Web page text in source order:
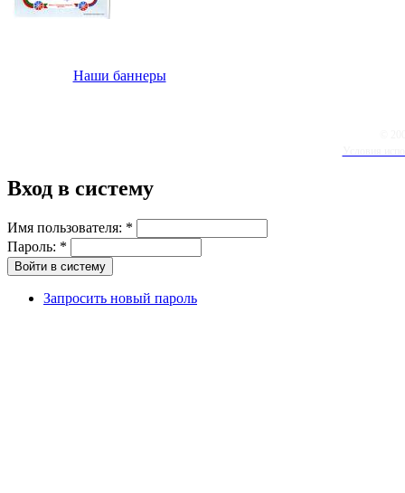
Наши баннеры
Вход в систему
Имя пользователя: *
Пароль: *
Запросить новый пароль